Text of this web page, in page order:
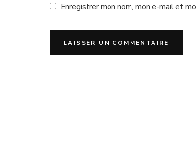
Enregistrer mon nom, mon e-mail et